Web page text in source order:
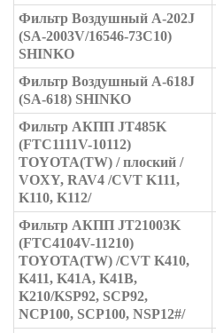
Фильтр Воздушный A-202J
(SA-2003V/16546-73C10)
SHINKO
Фильтр Воздушный A-618J
(SA-618) SHINKO
Фильтр АКПП JT485K
(FTC1111V-10112)
TOYOTA(TW) / плоский /
VOXY, RAV4 /CVT K111,
K110, K112/
Фильтр АКПП JT21003K
(FTC4104V-11210)
TOYOTA(TW) /CVT K410,
K411, K41A, K41B,
K210/KSP92, SCP92,
NCP100, SCP100, NSP12#/